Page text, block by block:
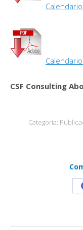
CSF Consulting
Categoría: